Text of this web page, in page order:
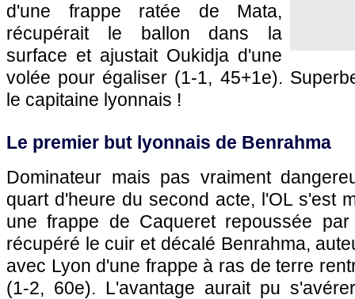
d'une frappe ratée de Mata,
récupérait le ballon dans la
surface et ajustait Oukidja d'une
volée pour égaliser (1-1, 45+1e).
le capitaine lyonnais !
Le premier but lyonnais de Benrahma
Dominateur mais pas vraiment
quart d'heure du second acte, l'OL s'est
une frappe de Caqueret repoussée
récupéré le cuir et décalé Benrahma,
avec Lyon d'une frappe à ras de terre
(1-2, 60e). L'avantage aurait pu